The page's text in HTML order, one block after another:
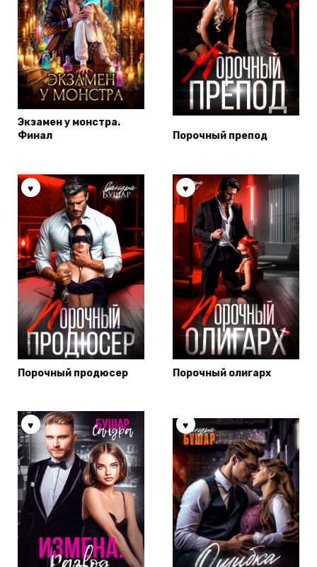
Экзамен у монстра.
Финал
Порочный препод
Порочный продюсер Порочный олигарх